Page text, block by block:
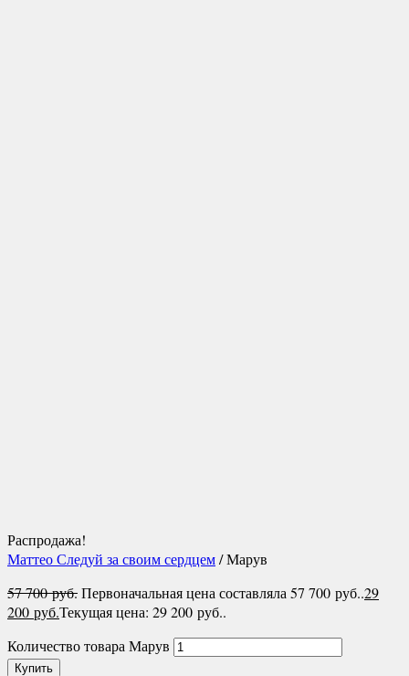
Распродажа!
Маттео Следуй за своим сердцем/ Марув
57 700руб.Первоначальная цена составляла 57 700 руб..29
200 руб.Текущая цена: 29 200 руб..
Количество товара Марув
Купить